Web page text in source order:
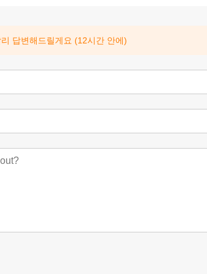
답변해드릴게요 (12시간 안에)